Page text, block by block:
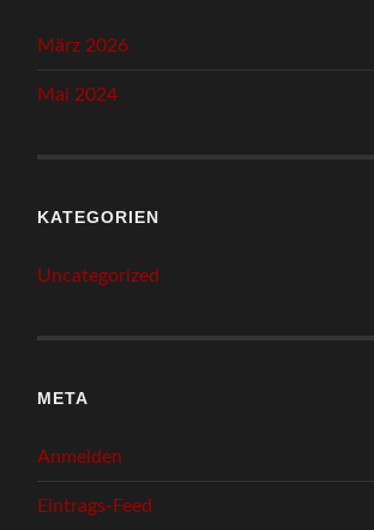
März 2026
Mai 2024
KATEGORIEN
Uncategorized
META
Anmelden
Eintrags-Feed